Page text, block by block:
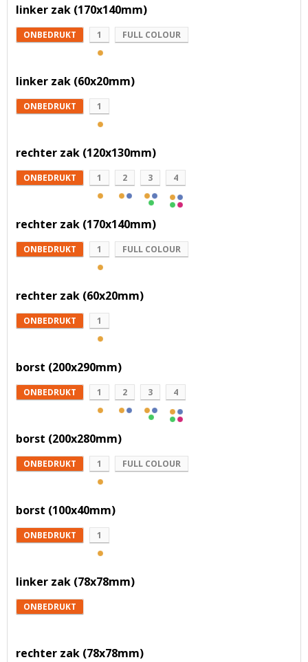
linker zak (170x140mm)
ONBEDRUKT 1 FULL COLOUR
linker zak (60x20mm)
ONBEDRUKT 1
rechter zak (120x130mm)
ONBEDRUKT 1 2 3 4
rechter zak (170x140mm)
ONBEDRUKT 1 FULL COLOUR
rechter zak (60x20mm)
ONBEDRUKT 1
borst (200x290mm)
ONBEDRUKT 1 2 3 4
borst (200x280mm)
ONBEDRUKT 1 FULL COLOUR
borst (100x40mm)
ONBEDRUKT 1
linker zak (78x78mm)
ONBEDRUKT
rechter zak (78x78mm)